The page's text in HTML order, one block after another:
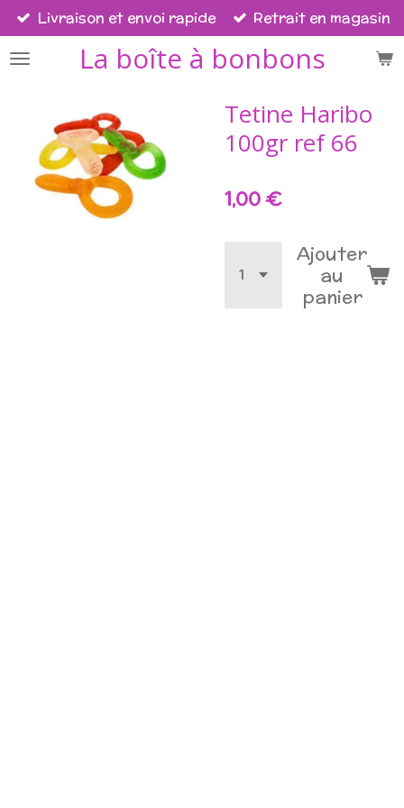
Passer
au
contenu
La boîte à bonbons
Livraison et envoi rapide Retrait en magasin
Tetine Haribo
100gr ref 66
1,00 €
Ajouter
au
panier